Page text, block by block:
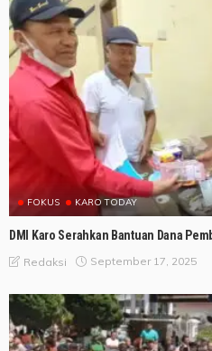
FOKUS KARO TODAY
DMI Karo Serahkan Bantuan Dana
Redaksi September 17, 2025